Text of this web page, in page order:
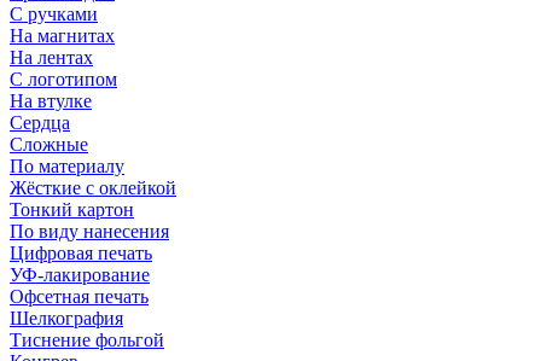
С ручками
На магнитах
На лентах
С логотипом
На втулке
Сердца
Сложные
По материалу
Жёсткие с оклейкой
Тонкий картон
По виду нанесения
Цифровая печать
УФ-лакирование
Офсетная печать
Шелкография
Тиснение фольгой